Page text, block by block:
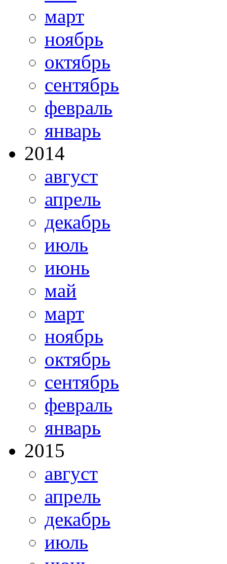
март
ноябрь
октябрь
сентябрь
февраль
январь
2014
август
апрель
декабрь
июль
июнь
май
март
ноябрь
октябрь
сентябрь
февраль
январь
2015
август
апрель
декабрь
июль